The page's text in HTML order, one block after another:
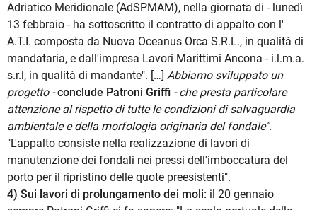
Adriatico Meridionale (AdSPMAM), nella giornata di - lunedì
13 febbraio - ha sottoscritto il contratto di appalto con l'
A.T.I. composta da Nuova Oceanus Orca S.R.L., in qualità di
mandataria, e dall'impresa Lavori Marittimi Ancona - i.l.m.a.
s.r.l, in qualità di mandante". […] Abbiamo sviluppato un
progetto -conclude Patroni Griffi - che presta particolare
attenzione al rispetto di tutte le condizioni di salvaguardia
ambientale e della morfologia originaria del fondale".
"L'appalto consiste nella realizzazione di lavori di
manutenzione dei fondali nei pressi dell'imboccatura del
porto per il ripristino delle quote preesistenti".
4) Sui lavori di prolungamento dei moli: il 20 gennaio